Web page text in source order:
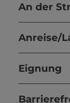
An der
Anreise/
Eignung